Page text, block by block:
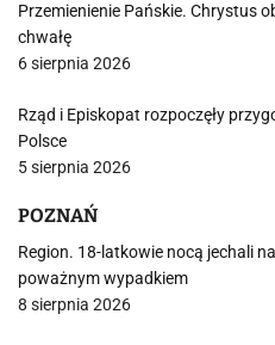
Przemienienie Pańskie. Chrystus
chwałę
6 sierpnia 2026
Rząd i Episkopat rozpoczęły
Polsce
5 sierpnia 2026
POZNAŃ
Region. 18-latkowie nocą jechali
poważnym wypadkiem
8 sierpnia 2026